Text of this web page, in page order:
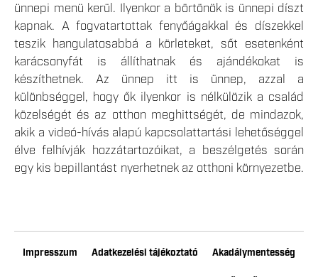
ünnepi menü kerül. Ilyenkor a börtönök is ünnepi díszt
kapnak. A fogvatartottak fenyőágakkal és díszekkel
teszik hangulatosabbá a körleteket, sőt esetenként
karácsonyfát is állíthatnak és ajándékokat is
készíthetnek. Az ünnep itt is ünnep, azzal a
különbséggel, hogy ők ilyenkor is nélkülözik a család
közelségét és az otthon meghittségét, de mindazok,
akik a videó-hívás alapú kapcsolattartási lehetőséggel
élve felhívják hozzátartozóikat, a beszélgetés során
egy kis bepillantást nyerhetnek az otthoni környezetbe.
Impresszum Adatkezelési tájékoztató Akadálymentesség